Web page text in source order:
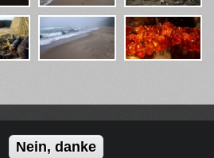
Nein, danke